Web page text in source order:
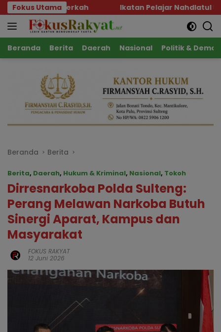
Langsung
ke
konten
Fokus UtamaIkatan Pelajar Nahdlatul Ulama Geruduk
Beranda Berita Daerah Nasional Politik &
Beranda Berita
Berita, Daerah, Hukum & Kriminal, Nasional, Tokoh
Dirresnarkoba Polda Sulteng:
Perang Melawan Narkoba Butuh
Sinergi Aparat, Kampus dan
Masyarakat
FOKUS RAKYAT
12 Juni 2026